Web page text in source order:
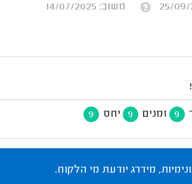
משוב: 14/07/2025
9 זמנים 9 יחס 9
מידרג יודעת מי הלקוח.